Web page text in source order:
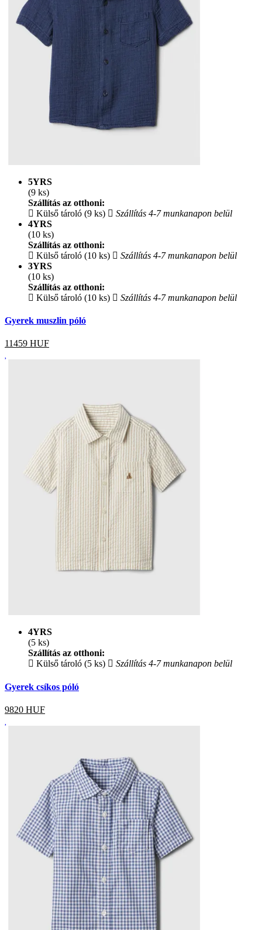
5YRS
(9 ks)
Szállítás az otthoni:
Külső tároló (9 ks)
Szállítás 4-7 munkanapon belül
4YRS
(10 ks)
Szállítás az otthoni:
Külső tároló (10 ks)
Szállítás 4-7 munkanapon belül
3YRS
(10 ks)
Szállítás az otthoni:
Külső tároló (10 ks)
Szállítás 4-7 munkanapon belül
Gyerek muszlin póló
11459 HUF
4YRS
(5 ks)
Szállítás az otthoni:
Külső tároló (5 ks)
Szállítás 4-7 munkanapon belül
Gyerek csíkos póló
9820 HUF